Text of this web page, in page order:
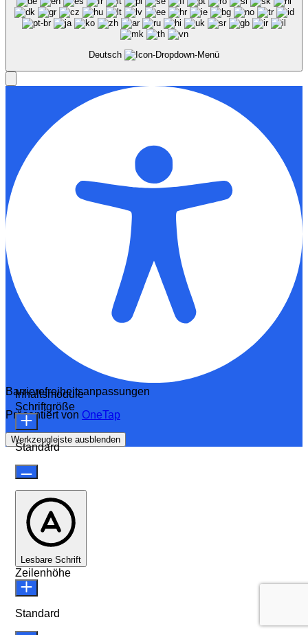
Deutsch
Barrierefreiheitsanpassungen
Präsentiert von OneTap
Werkzeugleiste ausblenden
Inhaltsmodule
Schriftgröße
Standard
Lesbare Schrift
Zeilenhöhe
Standard